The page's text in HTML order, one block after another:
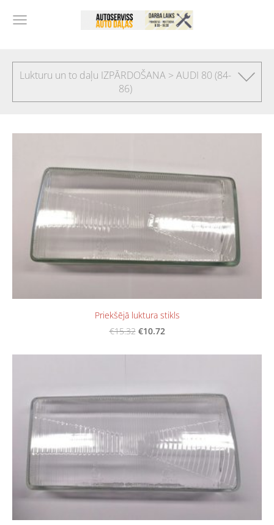
Lukturu un to daļu IZPĀRDOŠANA > AUDI 80 (84-
86)
Priekšējā luktura stikls
€15.32 €10.72